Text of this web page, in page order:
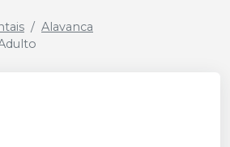
Alavanca